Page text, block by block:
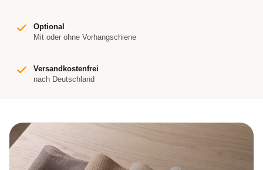
Optional
Mit oder ohne Vorhangschiene
Versandkostenfrei
nach Deutschland